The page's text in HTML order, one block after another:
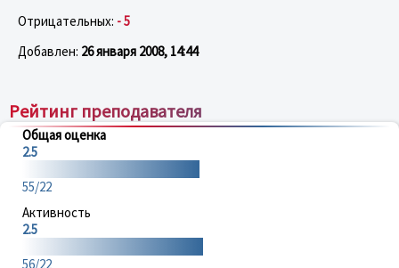
Отрицательных: - 5
Добавлен: 26 января 2008, 14:44
Рейтинг преподавателя
Общая оценка
2.5
55/22
Активность
2.5
56/22